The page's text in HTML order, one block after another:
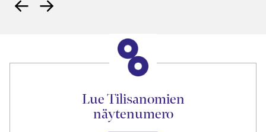
Lue Tilisanomien
näytenumero